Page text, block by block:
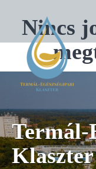
Nincs
Termál-
Klaszter